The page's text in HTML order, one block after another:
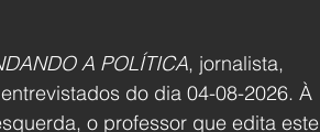
A POLÍTICA, jornalista,
do dia 04-08-2026. À
o professor que edita este